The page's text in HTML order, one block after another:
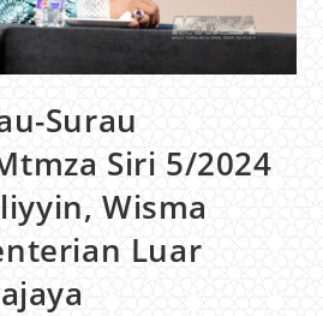
Surau
Siri 5/2024
Wisma
Luar